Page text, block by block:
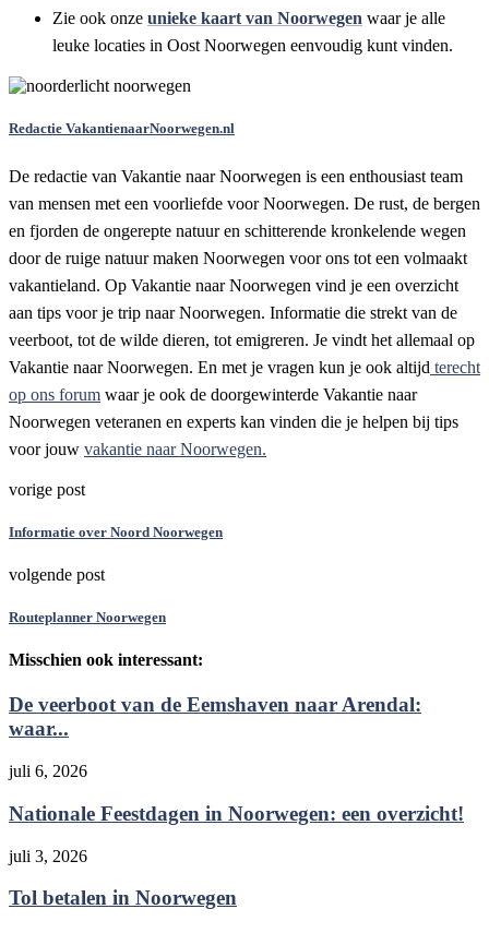
Zie ook onze unieke kaart van Noorwegen waar je alle
leuke locaties in Oost Noorwegen eenvoudig kunt vinden.
Redactie VakantienaarNoorwegen.nl
De redactie van Vakantie naar Noorwegen is een enthousiast team
van mensen met een voorliefde voor Noorwegen. De rust, de bergen
en fjorden de ongerepte natuur en schitterende kronkelende wegen
door de ruige natuur maken Noorwegen voor ons tot een volmaakt
vakantieland. Op Vakantie naar Noorwegen vind je een overzicht
aan tips voor je trip naar Noorwegen. Informatie die strekt van de
veerboot, tot de wilde dieren, tot emigreren. Je vindt het allemaal op
Vakantie naar Noorwegen. En met je vragen kun je ook altijd terecht
op ons forum waar je ook de doorgewinterde Vakantie naar
Noorwegen veteranen en experts kan vinden die je helpen bij tips
voor jouw vakantie naar Noorwegen.
vorige post
Informatie over Noord Noorwegen
volgende post
Routeplanner Noorwegen
Misschien ook interessant:
De veerboot van de Eemshaven naar Arendal:
waar...
juli 6, 2026
Nationale Feestdagen in Noorwegen: een overzicht!
juli 3, 2026
Tol betalen in Noorwegen